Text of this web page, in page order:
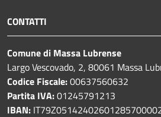
CONTATTI
Comune di Massa Lubrense
Largo Vescovado, 2, 80061 Massa
Codice Fiscale:00637560632
Partita IVA:01245791213
IBAN: